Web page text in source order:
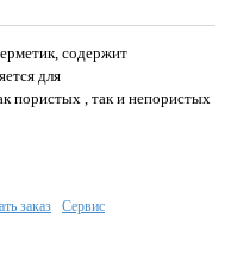
содержит
для
пористых , так и непористых
заказ Сервис